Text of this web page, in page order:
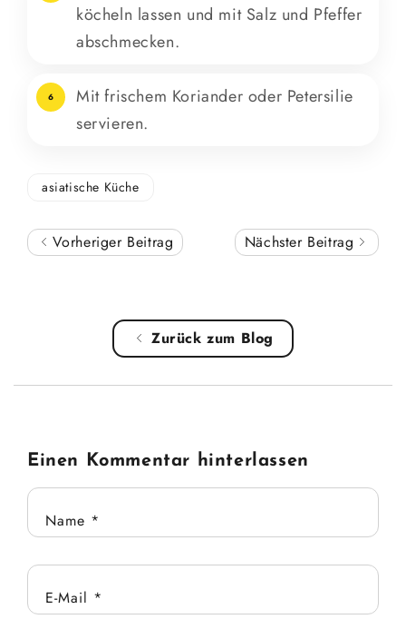
köcheln lassen und mit Salz und Pfeffer
abschmecken.
6
Mit frischem Koriander oder Petersilie
servieren.
asiatische Küche
Vorheriger Beitrag Nächster Beitrag
Zurück zum Blog
Einen Kommentar hinterlassen
Name *
E-Mail *